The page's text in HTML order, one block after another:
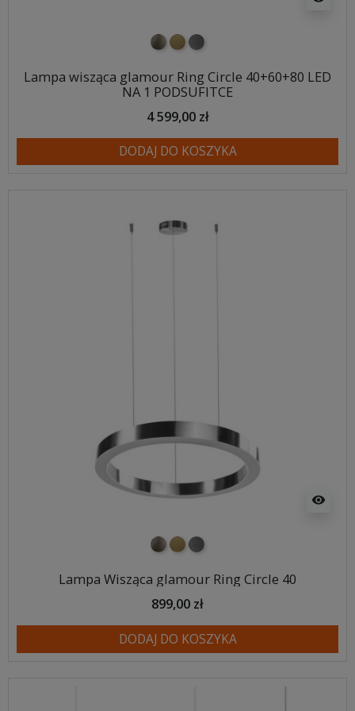
nikiel szczotkowany
mosiądz szczotkowany
tytan szczotkowany
Lampa wisząca glamour Ring Circle 40+60+80 LED
NA 1 PODSUFITCE
4 599,00 zł
DODAJ DO KOSZYKA
visibility
nikiel szczotkowany
mosiądz szczotkowany
tytan szczotkowany
Lampa Wisząca glamour Ring Circle 40
899,00 zł
DODAJ DO KOSZYKA